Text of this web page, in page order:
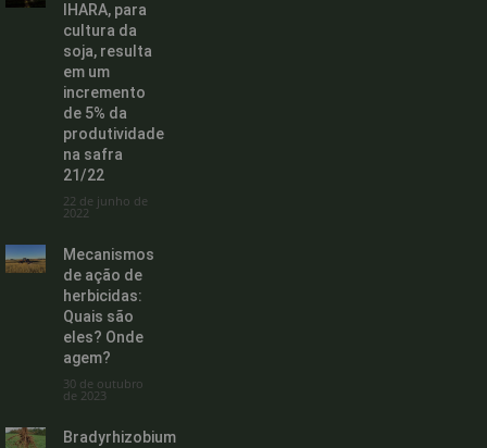
IHARA, para
cultura da
soja, resulta
em um
incremento
de 5% da
produtividade
na safra
21/22
22 de junho de
2022
Mecanismos
de ação de
herbicidas:
Quais são
eles? Onde
agem?
30 de outubro
de 2023
Bradyrhizobium